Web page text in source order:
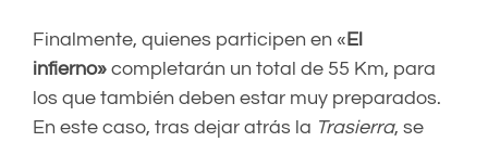
Finalmente, quienes participen en «El
infierno» completarán un total de 55 Km, para
los que también deben estar muy preparados.
En este caso, tras dejar atrás la Trasierra, se